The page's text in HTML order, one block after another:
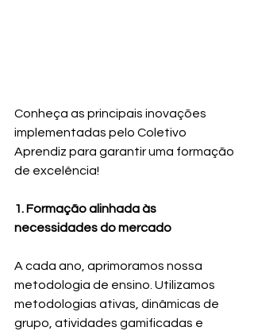
Conheça as principais inovações
implementadas pelo Coletivo
Aprendiz para garantir uma formação
de excelência!
1. Formação alinhada às
necessidades do mercado
A cada ano, aprimoramos nossa
metodologia de ensino. Utilizamos
metodologias ativas, dinâmicas de
grupo, atividades gamificadas e